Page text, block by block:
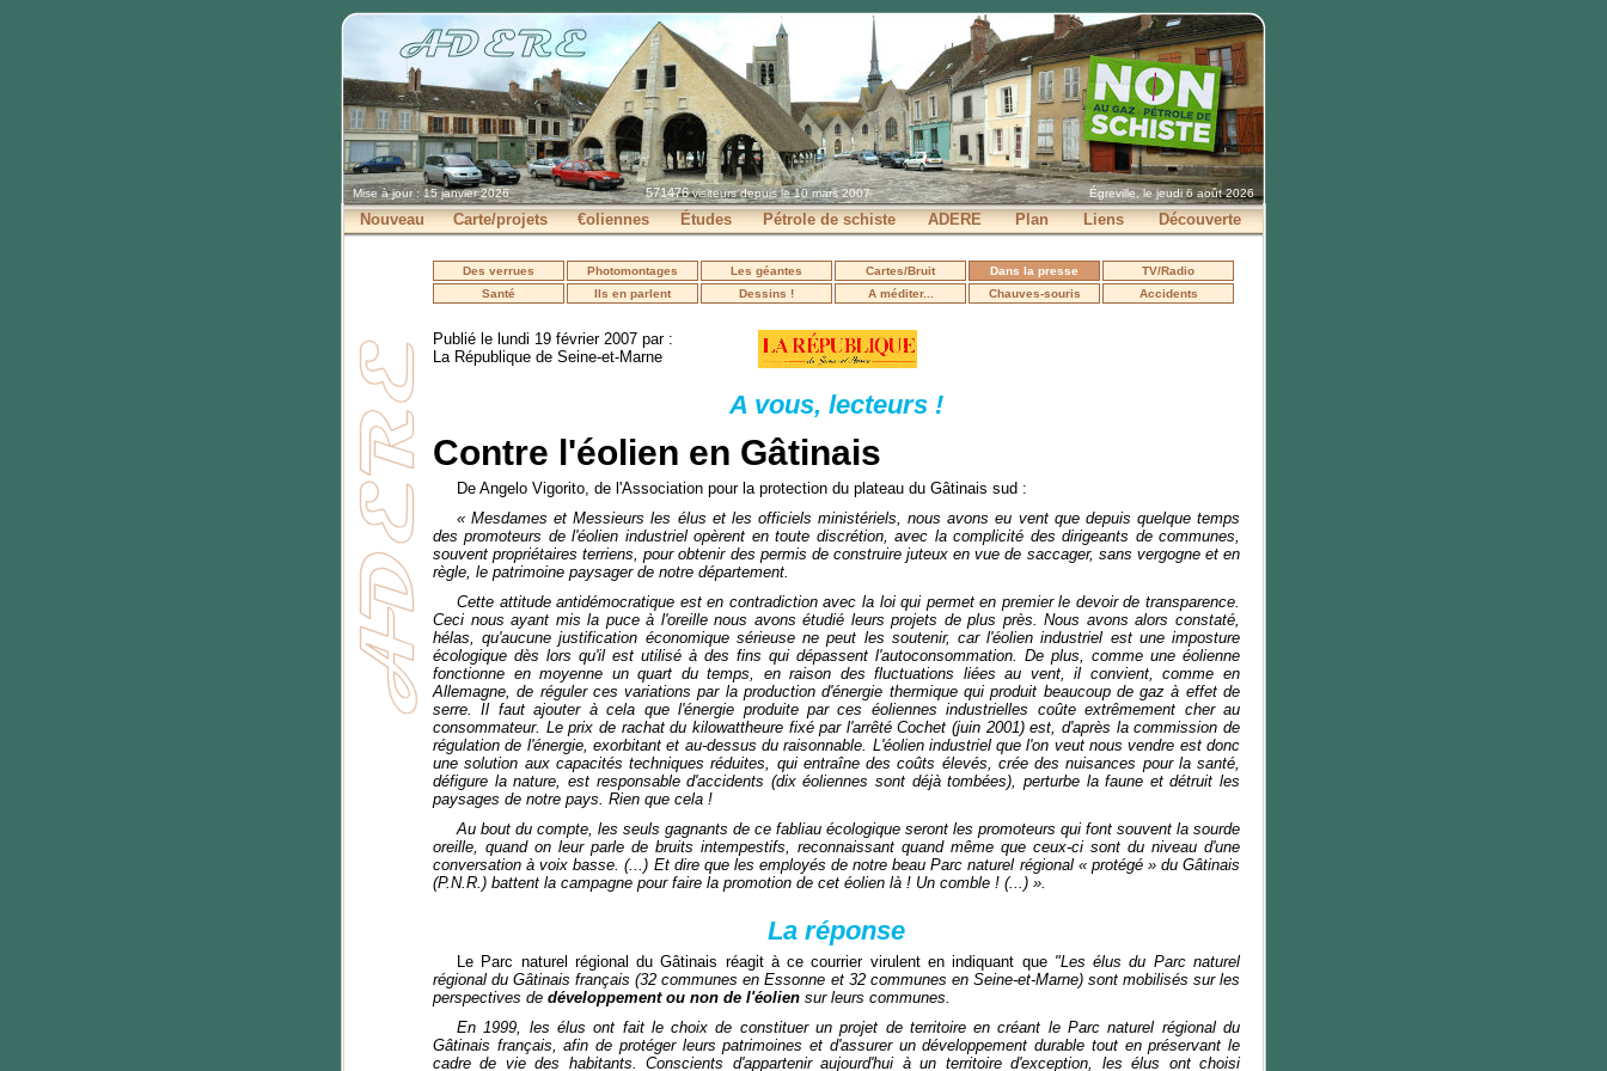
Mise à jour : 15 janvier 2026 571476visiteurs depuis le 10 mars 2007 Égreville, le jeudi 6 août 2026
Nouveau Carte/projets €oliennes Études Pétrole de schiste ADERE Plan Liens Découverte
Des verrues Photomontages Les géantes Cartes/Bruit Dans la presse
TV/Radio
Santé
Ils en parlent Dessins ! A méditer... Chauves-souris Accidents
Publié le lundi 19 février 2007 par :
La République de Seine-et-Marne
A vous, lecteurs !
Contre l'éolien en Gâtinais
De Angelo Vigorito, de l'Association pour la protection du plateau du Gâtinais sud :
« Mesdames et Messieurs les élus et les officiels ministériels, nous avons eu vent que depuis quelque temps
des promoteurs de l'éolien industriel opèrent en toute discrétion, avec la complicité des dirigeants de communes,
souvent propriétaires terriens, pour obtenir des permis de construire juteux en vue de saccager, sans vergogne et en
règle, le patrimoine paysager de notre département.
Cette attitude antidémocratique est en contradiction avec la loi qui permet en premier le devoir de transparence.
Ceci nous ayant mis la puce à l'oreille nous avons étudié leurs projets de plus près. Nous avons alors constaté,
hélas, qu'aucune justification économique sérieuse ne peut les soutenir, car l'éolien industriel est une imposture
écologique dès lors qu'il est utilisé à des fins qui dépassent l'autoconsommation. De plus, comme une éolienne
fonctionne en moyenne un quart du temps, en raison des fluctuations liées au vent, il convient, comme en
Allemagne, de réguler ces variations par la production d'énergie thermique qui produit beaucoup de gaz à effet de
serre. Il faut ajouter à cela que l'énergie produite par ces éoliennes industrielles coûte extrêmement cher au
consommateur. Le prix de rachat du kilowattheure fixé par l'arrêté Cochet (juin 2001) est, d'après la commission de
régulation de l'énergie, exorbitant et au-dessus du raisonnable. L'éolien industriel que l'on veut nous vendre est donc
une solution aux capacités techniques réduites, qui entraîne des coûts élevés, crée des nuisances pour la santé,
défigure la nature, est responsable d'accidents (dix éoliennes sont déjà tombées), perturbe la faune et détruit les
paysages de notre pays. Rien que cela !
Au bout du compte, les seuls gagnants de ce fabliau écologique seront les promoteurs qui font souvent la sourde
oreille, quand on leur parle de bruits intempestifs, reconnaissant quand même que ceux-ci sont du niveau d'une
conversation à voix basse. (...) Et dire que les employés de notre beau Parc naturel régional « protégé » du Gâtinais
(P.N.R.) battent la campagne pour faire la promotion de cet éolien là ! Un comble ! (...) ».
La réponse
Le Parc naturel régional du Gâtinais réagit à ce courrier virulent en indiquant que "Les élus du Parc naturel
régional du Gâtinais français (32 communes en Essonne et 32 communes en Seine-et-Marne) sont mobilisés sur les
perspectives de développement ou non de l'éolien sur leurs communes.
En 1999, les élus ont fait le choix de constituer un projet de territoire en créant le Parc naturel régional du
Gâtinais français, afin de protéger leurs patrimoines et d'assurer un développement durable tout en préservant le
cadre de vie des habitants. Conscients d'appartenir aujourd'hui à un territoire d'exception, les élus ont choisi